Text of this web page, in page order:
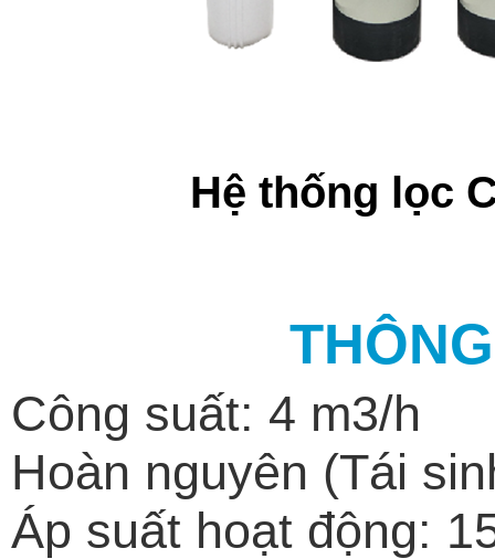
Hệ thống lọc
Công suất: 4 m3/h
Hoàn nguyên (Tái
Áp suất hoạt động: